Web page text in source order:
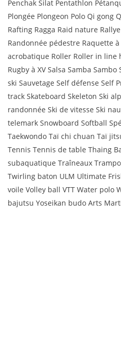
Penchak Silat Pentathlon
Plongée Plongeon Polo Qi gong
Rafting Ragga Raid nature
Randonnée pédestre Raquette
acrobatique Roller Roller in line
Rugby à XV Salsa Samba
ski Sauvetage Self défense Self
track Skateboard Skeleton Ski
randonnée Ski de vitesse Ski
telemark Snowboard Softball
Taekwondo Taï chi chuan Taï
Tennis Tennis de table Thaing
subaquatique Traîneaux
Twirling baton ULM Ultimate
voile Volley ball VTT Water polo
bajutsu Yoseikan budo Arts